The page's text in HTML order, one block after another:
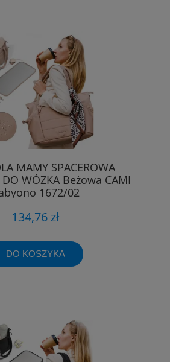
MAMY SPACEROWA
DO WÓZKA Beżowa CAMI
1672/02
134,76 zł
DO KOSZYKA